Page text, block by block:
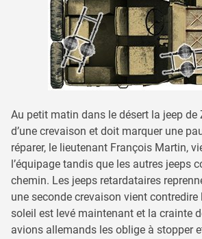
Au petit matin dans le désert la jeep
d’une crevaison et doit marquer une
réparer, le lieutenant François Martin,
l’équipage tandis que les autres jeeps
chemin. Les jeeps retardataires
une seconde crevaison vient contredire
soleil est levé maintenant et la crainte
avions allemands les oblige à stopper